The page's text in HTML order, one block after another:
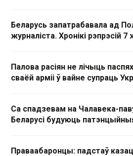
Беларусь запатрабавала ад
журналіста. Хронікі рэпрэсій 7
Палова расіян не лічыць
сваёй арміі ў вайне супраць
Са спадзевам на Чалавека-
Беларусі будуюць
Праваабаронцы: падстаў